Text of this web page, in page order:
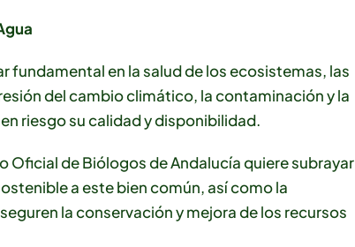
fundamental en la salud de los ecosistemas, las
del cambio climático, la contaminación y la
riesgo su calidad y disponibilidad.
Oficial de Biólogos de Andalucía quiere subrayar
a este bien común, así como la
la conservación y mejora de los recursos